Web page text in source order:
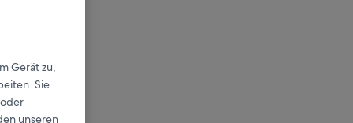
Gerät zu,
Sie
unseren